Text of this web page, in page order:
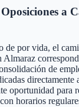
a
de por vida, el
Almaraz
de
directamente
oportunidad para
horarios